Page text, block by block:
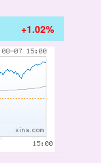
+1.02%